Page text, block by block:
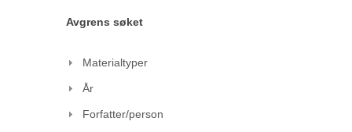
Avgrens søket
Materialtyper
År
Forfatter/person